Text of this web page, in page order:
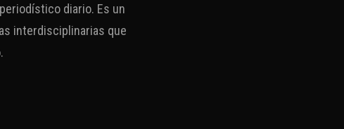
diario. Es un
interdisciplinarias que